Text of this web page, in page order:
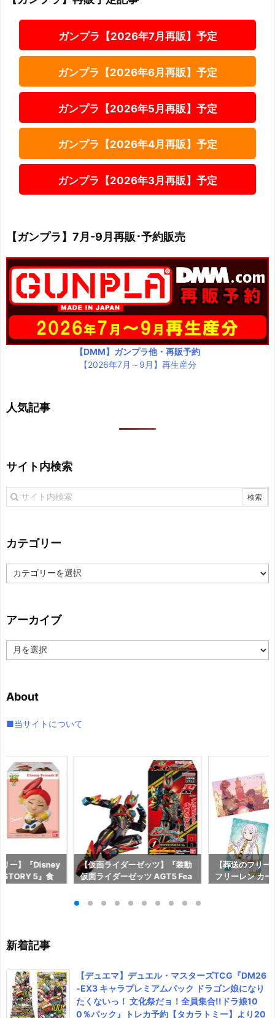
ガンプラ【2026年7月再販】予定
ガンプラ【2026年6月再販】予定
ガンプラ【2026年5月再販】予定
ガンプラ【2026年4月再販】予定
ガンプラ【2026年3月再販】予定
【ガンプラ】7月-9月再販･予約販売
【DMM】ガンプラ他・再販予約
【2026年7月～9月】再生産分
人気記事
サイト内検索
カテゴリー
カ
テ
ー
アーカイブ
ー
ブ
About
■当サイトについて
ー】『Disney
5』食
【バンダイ】
【仮面ライダーゼッツ】『装動
仮面ライダーゼッツ AGT5 Fea
t.装動 仮面ライダーガッチャー
ド』食玩フィギュア予約【バン
【葬送のフリ
フリーレン カ
ー』食玩カード
新着記事
【デュエマ】デュエル・マスターズTCG『DM26
-EX3 キャラプレミアムパック ドラゴン娘になり
たくないっ！ 文化祭だョ！全員集合!!ドラ娘10
0％パック』トレカ予約【タカラトミー】より20